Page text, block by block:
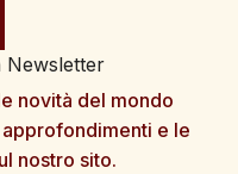
Newsletter
novità del mondo
e le
nostro sito.